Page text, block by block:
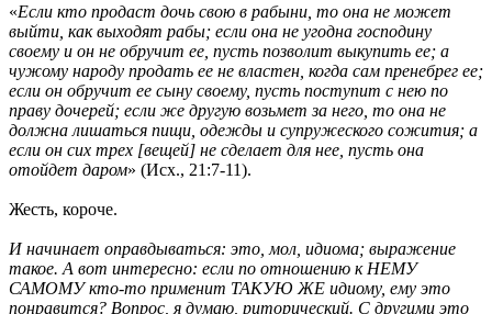
«Если кто продаст дочь свою в рабыни, то она не может
выйти, как выходят рабы; если она не угодна господину
своему и он не обручит ее, пусть позволит выкупить ее; а
чужому народу продать ее не властен, когда сам пренебрег ее;
если он обручит ее сыну своему, пусть поступит с нею по
праву дочерей; если же другую возьмет за него, то она не
должна лишаться пищи, одежды и супружеского сожития; а
если он сих трех [вещей] не сделает для нее, пусть она
отойдет даром» (Исх., 21:7-11).
Жесть, короче.
И начинает оправдываться: это, мол, идиома; выражение
такое. А вот интересно: если по отношению к НЕМУ
САМОМУ кто-то применит ТАКУЮ ЖЕ идиому, ему это
понравится? Вопрос, я думаю, риторический. С другими это